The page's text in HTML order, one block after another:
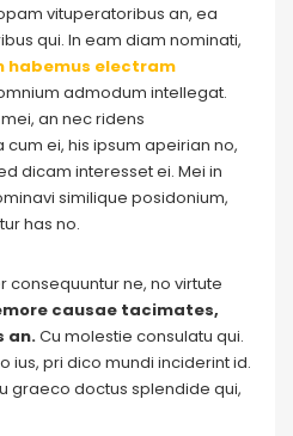
vituperatoribus an, ea
qui. In eam diam nominati,
habemus electram
admodum intellegat.
an nec ridens
ei, his ipsum apeirian no,
dicam interesset ei. Mei in
similique posidonium,
has no.
consequuntur ne, no virtute
causae tacimates,
an.Cu molestie consulatu qui.
ius, pri dico mundi inciderint id.
graeco doctus splendide qui,